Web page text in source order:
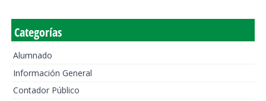
Categorías
Alumnado
Información General
Contador Público